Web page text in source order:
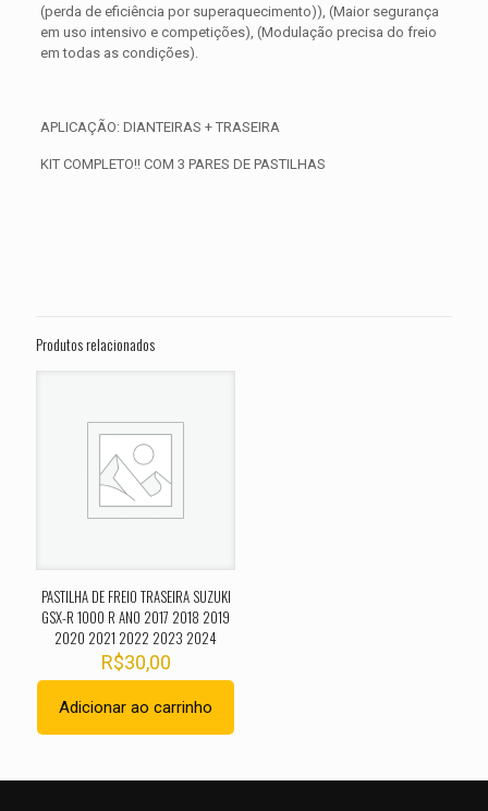
(perda de eficiência por superaquecimento)), (Maior segurança
em uso intensivo e competições), (Modulação precisa do freio
em todas as condições).
APLICAÇÃO: DIANTEIRAS + TRASEIRA
KIT COMPLETO!! COM 3 PARES DE PASTILHAS
2014 2015 2016 2017 2018 2019”
obrigatórios são marcados com
Sua avaliação
1 de 5
2 de 5
Produtos relacionados
PASTILHA DE FREIO TRASEIRA SUZUKI
GSX-R 1000 R ANO 2017 2018 2019
2020 2021 2022 2023 2024
R$30,00
Adicionar ao carrinho